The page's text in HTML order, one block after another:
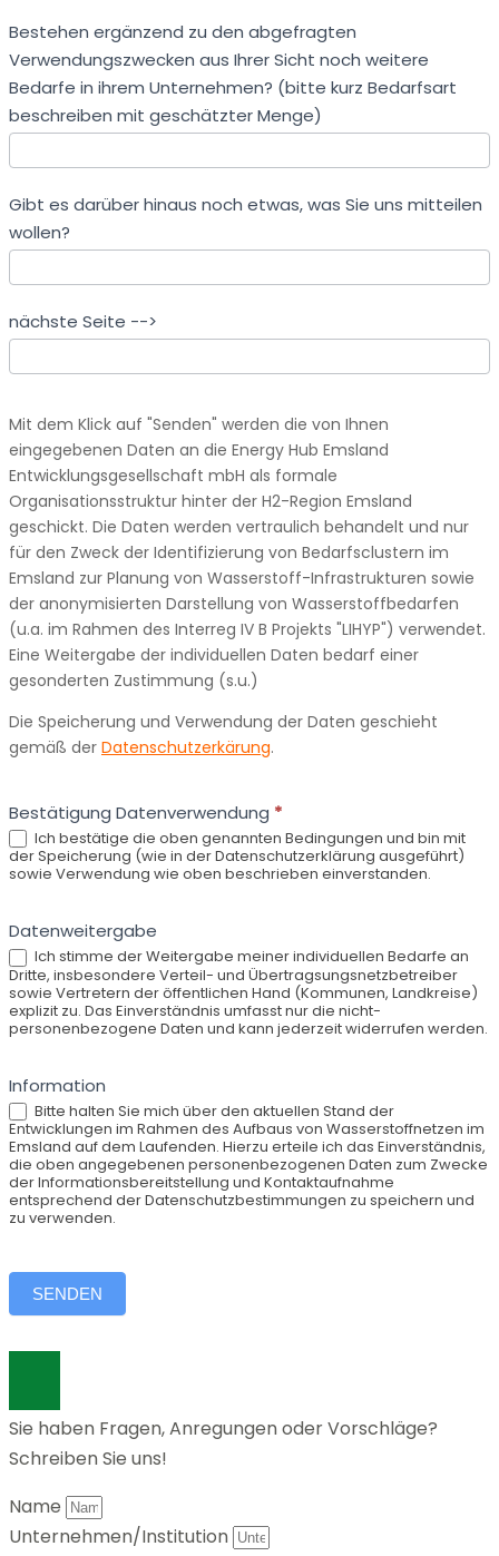
Bestehen ergänzend zu den abgefragten
Verwendungszwecken aus Ihrer Sicht noch weitere
Bedarfe in ihrem Unternehmen? (bitte kurz Bedarfsart
beschreiben mit geschätzter Menge)
Gibt es darüber hinaus noch etwas, was Sie uns mitteilen
wollen?
nächste Seite -->
Mit dem Klick auf "Senden" werden die von Ihnen
eingegebenen Daten an die Energy Hub Emsland
Entwicklungsgesellschaft mbH als formale
Organisationsstruktur hinter der H2-Region Emsland
geschickt. Die Daten werden vertraulich behandelt und nur
für den Zweck der Identifizierung von Bedarfsclustern im
Emsland zur Planung von Wasserstoff-Infrastrukturen sowie
der anonymisierten Darstellung von Wasserstoffbedarfen
(u.a. im Rahmen des Interreg IV B Projekts "LIHYP") verwendet.
Eine Weitergabe der individuellen Daten bedarf einer
gesonderten Zustimmung (s.u.)
Die Speicherung und Verwendung der Daten geschieht
gemäß der Datenschutzerkärung.
Bestätigung Datenverwendung *
Ich bestätige die oben genannten Bedingungen und bin mit
der Speicherung (wie in der Datenschutzerklärung ausgeführt)
sowie Verwendung wie oben beschrieben einverstanden.
Datenweitergabe
Ich stimme der Weitergabe meiner individuellen Bedarfe an
Dritte, insbesondere Verteil- und Übertragsungsnetzbetreiber
sowie Vertretern der öffentlichen Hand (Kommunen, Landkreise)
explizit zu. Das Einverständnis umfasst nur die nicht-
personenbezogene Daten und kann jederzeit widerrufen werden.
Information
Bitte halten Sie mich über den aktuellen Stand der
Entwicklungen im Rahmen des Aufbaus von Wasserstoffnetzen im
Emsland auf dem Laufenden. Hierzu erteile ich das Einverständnis,
die oben angegebenen personenbezogenen Daten zum Zwecke
der Informationsbereitstellung und Kontaktaufnahme
entsprechend der Datenschutzbestimmungen zu speichern und
zu verwenden.
SENDEN
Sie haben Fragen, Anregungen oder Vorschläge?
Schreiben Sie uns!
Name
Unternehmen/Institution